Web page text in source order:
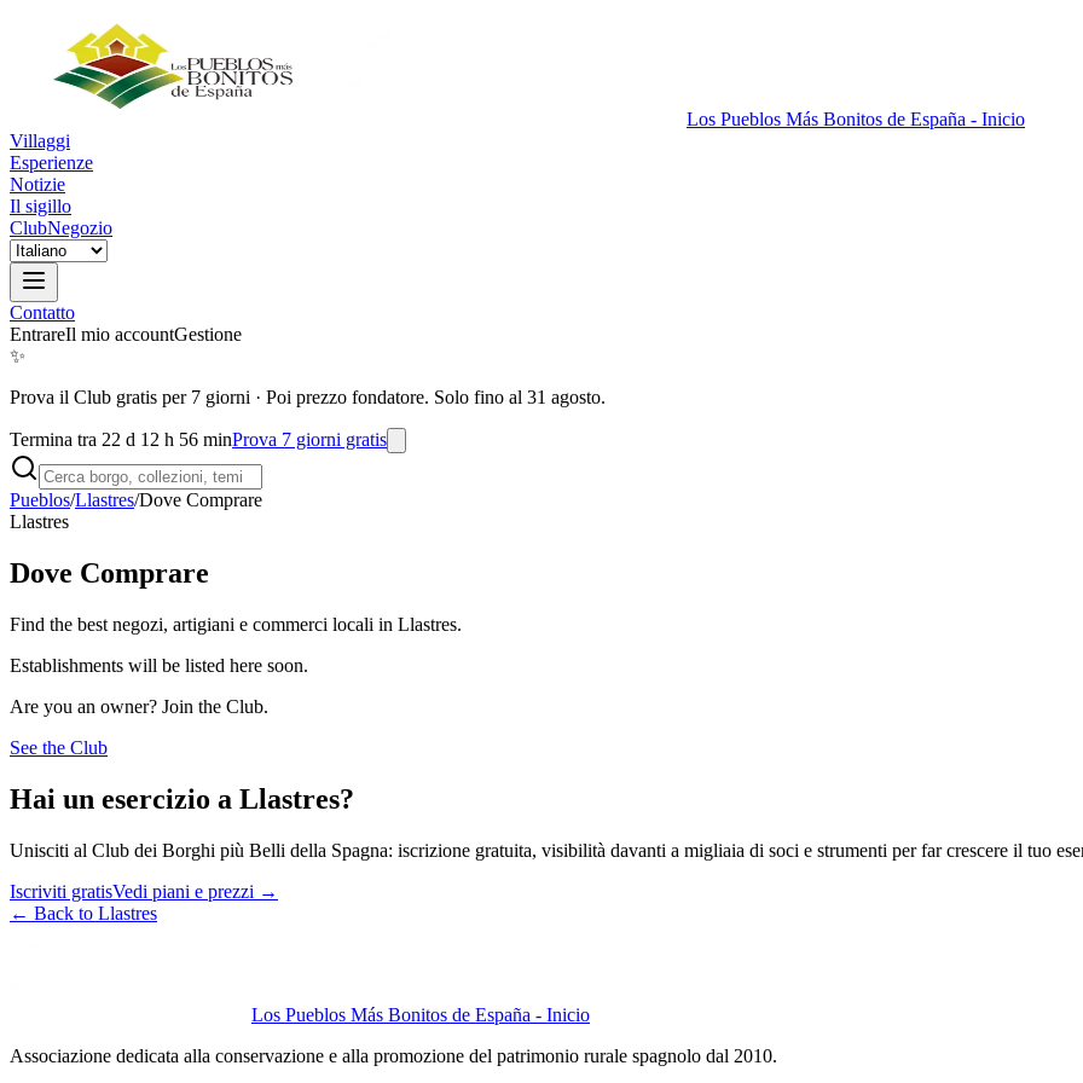
Los Pueblos Más Bonitos de España - Inicio
Villaggi
Esperienze
Notizie
Il sigillo
ClubNegozio
Contatto
EntrareIl mio accountGestione
✨
Prova il Club gratis per 7 giorni · Poi prezzo fondatore. Solo fino al 31 agosto.
Termina tra 22 d 12 h 56 minProva 7 giorni gratis
Pueblos/Llastres/Dove Comprare
Llastres
Dove Comprare
Find the best negozi, artigiani e commerci locali in Llastres.
Establishments will be listed here soon.
Are you an owner? Join the Club.
See the Club
Hai un esercizio a Llastres?
Unisciti al Club dei Borghi più Belli della Spagna: iscrizione gratuita, visibilità davanti a migliaia di soci e strumenti per far crescere il tuo
Iscriviti gratisVedi piani e prezzi →
← Back to Llastres
Los Pueblos Más Bonitos de España - Inicio
Associazione dedicata alla conservazione e alla promozione del patrimonio rurale spagnolo dal 2010.